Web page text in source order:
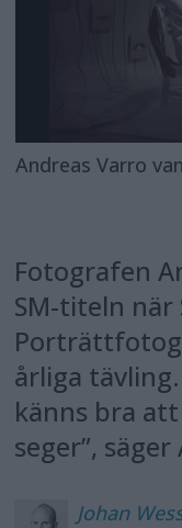
Andreas Varro vann guld i tre kategorier, bland annat i u201ddigital
Fotografen
SM-titeln när
årliga tävling.
känns bra
seger”,
Johan